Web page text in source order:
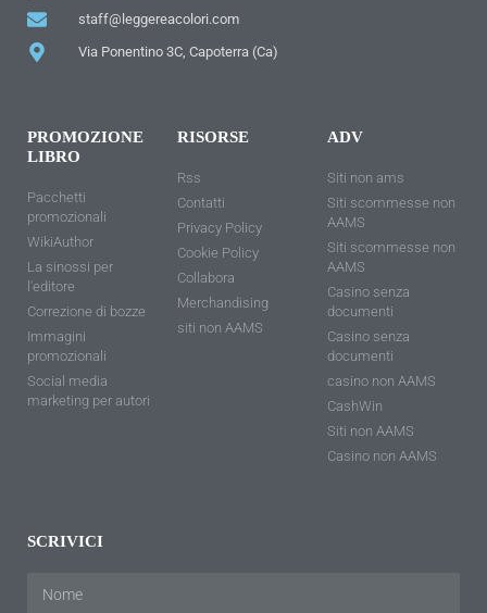
staff@leggereacolori.com
Via Ponentino 3C, Capoterra (Ca)
PROMOZIONE
LIBRO
Pacchetti
promozionali
WikiAuthor
La sinossi per
l'editore
Correzione di bozze
Immagini
promozionali
Social media
marketing per autori
RISORSE
Rss
Contatti
Privacy Policy
Cookie Policy
Collabora
Merchandising
siti non AAMS
ADV
Siti non ams
Siti scommesse non
AAMS
Siti scommesse non
AAMS
Casino senza
documenti
Casino senza
documenti
casino non AAMS
CashWin
Siti non AAMS
Casino non AAMS
SCRIVICI